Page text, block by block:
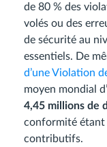
de 80 % des
volés ou des
de sécurité au
essentiels. De
d’une Violation
moyen mondial
4,45 millions de
conformité étant
contributifs.